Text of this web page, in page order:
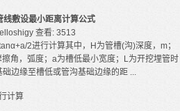
线敷设最小距离计算公式
查看: 3513
2进行计算其中，H为管槽(沟)深度，m；
角，弧度；a为槽低最小宽度；L为开挖埋管时
边缘至槽低或管沟基础边缘的距 ...
计算